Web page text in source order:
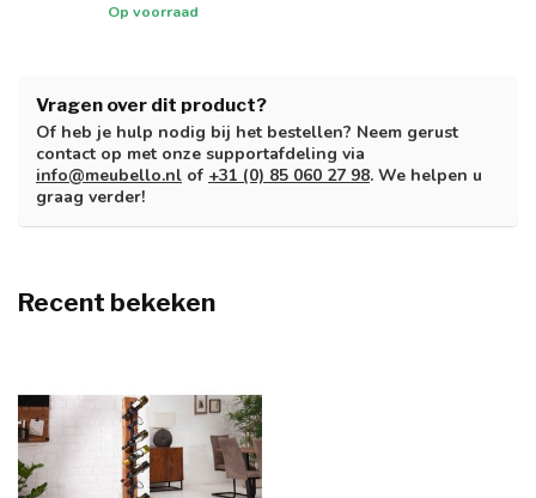
Op voorraad
Vragen over dit product?
Of heb je hulp nodig bij het bestellen? Neem gerust
contact op met onze supportafdeling via
info@meubello.nl of +31 (0) 85 060 27 98. We helpen u
graag verder!
Recent bekeken